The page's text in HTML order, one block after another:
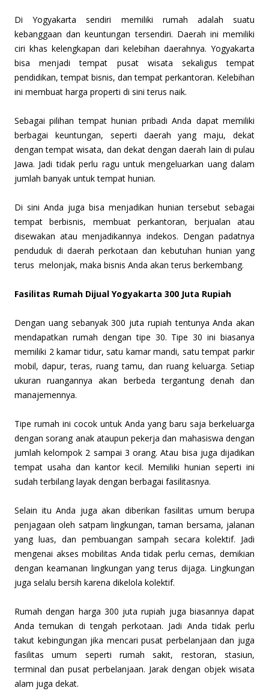
Di Yogyakarta sendiri memiliki rumah adalah suatu
kebanggaan dan keuntungan tersendiri. Daerah ini memiliki
ciri khas kelengkapan dari kelebihan daerahnya. Yogyakarta
bisa menjadi tempat pusat wisata sekaligus tempat
pendidikan, tempat bisnis, dan tempat perkantoran. Kelebihan
ini membuat harga properti di sini terus naik.
Sebagai pilihan tempat hunian pribadi Anda dapat memiliki
berbagai keuntungan, seperti daerah yang maju, dekat
dengan tempat wisata, dan dekat dengan daerah lain di pulau
Jawa. Jadi tidak perlu ragu untuk mengeluarkan uang dalam
jumlah banyak untuk tempat hunian.
Di sini Anda juga bisa menjadikan hunian tersebut sebagai
tempat berbisnis, membuat perkantoran, berjualan atau
disewakan atau menjadikannya indekos. Dengan padatnya
penduduk di daerah perkotaan dan kebutuhan hunian yang
terus melonjak, maka bisnis Anda akan terus berkembang.
Fasilitas Rumah Dijual Yogyakarta 300 Juta Rupiah
Dengan uang sebanyak 300 juta rupiah tentunya Anda akan
mendapatkan rumah dengan tipe 30. Tipe 30 ini biasanya
memiliki 2 kamar tidur, satu kamar mandi, satu tempat parkir
mobil, dapur, teras, ruang tamu, dan ruang keluarga. Setiap
ukuran ruangannya akan berbeda tergantung denah dan
manajemennya.
Tipe rumah ini cocok untuk Anda yang baru saja berkeluarga
dengan sorang anak ataupun pekerja dan mahasiswa dengan
jumlah kelompok 2 sampai 3 orang. Atau bisa juga dijadikan
tempat usaha dan kantor kecil. Memiliki hunian seperti ini
sudah terbilang layak dengan berbagai fasilitasnya.
Selain itu Anda juga akan diberikan fasilitas umum berupa
penjagaan oleh satpam lingkungan, taman bersama, jalanan
yang luas, dan pembuangan sampah secara kolektif. Jadi
mengenai akses mobilitas Anda tidak perlu cemas, demikian
dengan keamanan lingkungan yang terus dijaga. Lingkungan
juga selalu bersih karena dikelola kolektif.
Rumah dengan harga 300 juta rupiah juga biasannya dapat
Anda temukan di tengah perkotaan. Jadi Anda tidak perlu
takut kebingungan jika mencari pusat perbelanjaan dan juga
fasilitas umum seperti rumah sakit, restoran, stasiun,
terminal dan pusat perbelanjaan. Jarak dengan objek wisata
alam juga dekat.